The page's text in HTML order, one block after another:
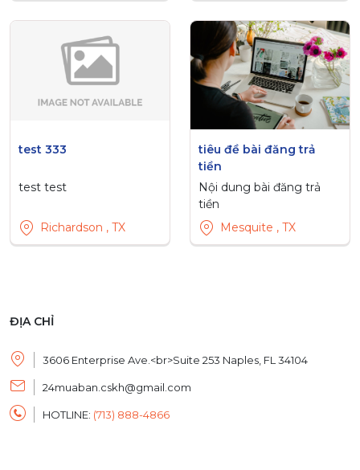
test 333
test test
Richardson , TX
tiêu đề bài đăng trả
tiền
Nội dung bài đăng trả
tiền
Mesquite , TX
ĐỊA CHỈ
3606 Enterprise Ave.<br>Suite 253 Naples, FL 34104
24muaban.cskh@gmail.com
HOTLINE: (713) 888-4866